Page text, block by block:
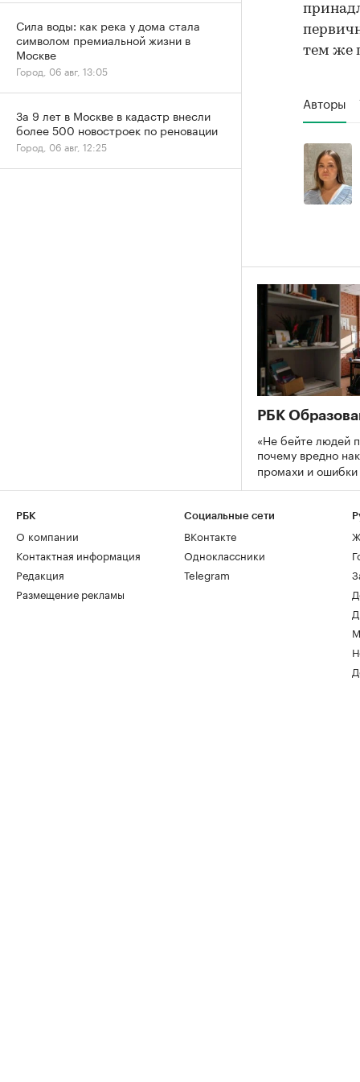
тем же
Авторы
РБК
«Не бейте людей
почему вредно
промахи и ошибки
Сила воды: как река у дома стала
символом премиальной жизни в
Москве
Город, 06 авг, 13:05
За 9 лет в Москве в кадастр внесли
более 500 новостроек по реновации
Город, 06 авг, 12:25
РБК
О компании
Контактная информация
Редакция
Размещение рекламы
Социальные сети
ВКонтакте
Одноклассники
Telegram